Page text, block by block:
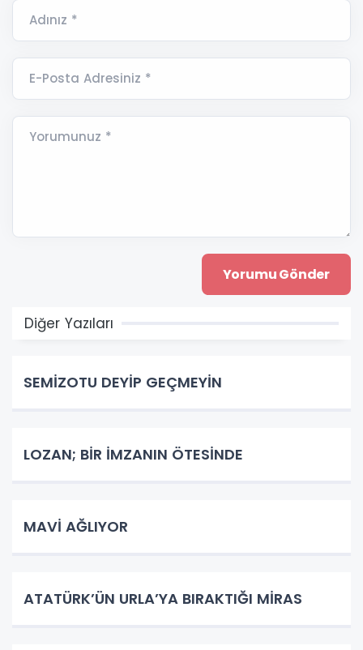
Adınız *
E-Posta Adresiniz *
Yorumunuz *
Diğer Yazıları
SEMİZOTU DEYİP GEÇMEYİN
LOZAN; BİR İMZANIN ÖTESİNDE
MAVİ AĞLIYOR
ATATÜRK’ÜN URLA’YA BIRAKTIĞI MİRAS